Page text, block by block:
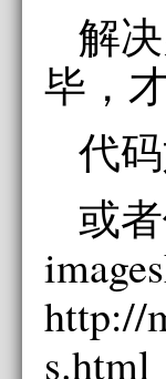
解
毕，
代
或
http://
s.html